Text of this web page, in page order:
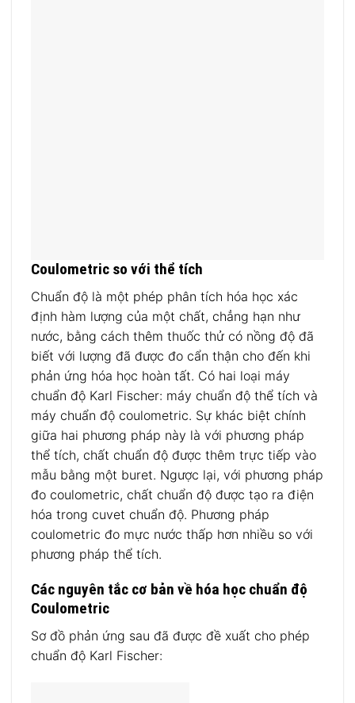
Coulometric so với thể tích
Chuẩn độ là một phép phân tích hóa học xác
định hàm lượng của một chất, chẳng hạn như
nước, bằng cách thêm thuốc thử có nồng độ đã
biết với lượng đã được đo cẩn thận cho đến khi
phản ứng hóa học hoàn tất. Có hai loại máy
chuẩn độ Karl Fischer: máy chuẩn độ thể tích và
máy chuẩn độ coulometric. Sự khác biệt chính
giữa hai phương pháp này là với phương pháp
thể tích, chất chuẩn độ được thêm trực tiếp vào
mẫu bằng một buret. Ngược lại, với phương pháp
đo coulometric, chất chuẩn độ được tạo ra điện
hóa trong cuvet chuẩn độ. Phương pháp
coulometric đo mực nước thấp hơn nhiều so với
phương pháp thể tích.
Các nguyên tắc cơ bản về hóa học chuẩn độ
Coulometric
Sơ đồ phản ứng sau đã được đề xuất cho phép
chuẩn độ Karl Fischer: